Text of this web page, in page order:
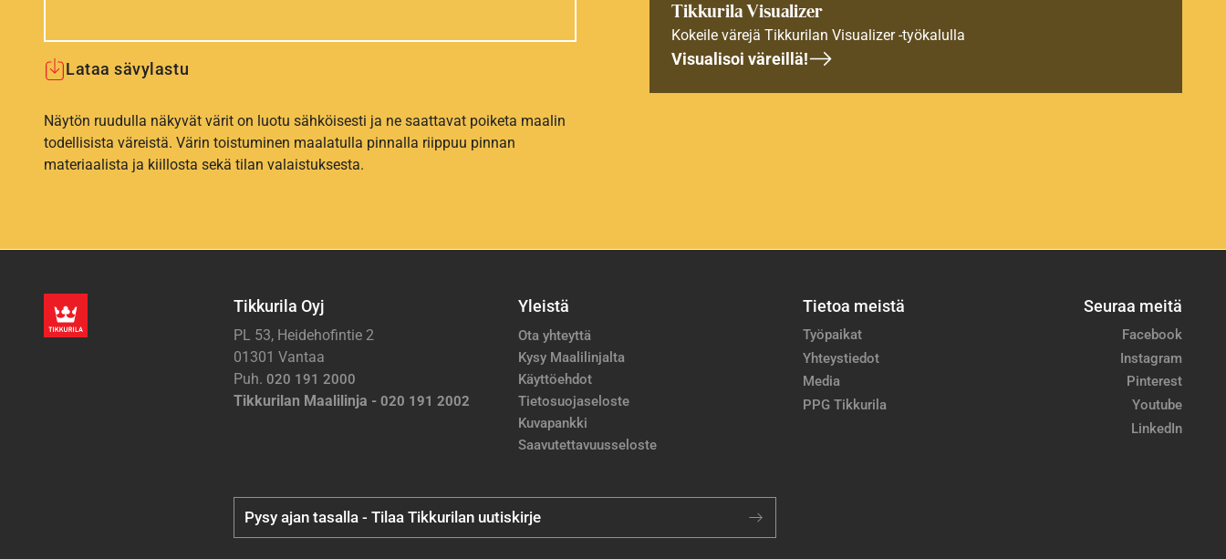
Lataa sävylastu
Näytön ruudulla näkyvät värit on luotu sähköisesti ja ne saattavat poiketa maalin
todellisista väreistä. Värin toistuminen maalatulla pinnalla riippuu pinnan
materiaalista ja kiillosta sekä tilan valaistuksesta.
Tikkurila Visualizer
Kokeile värejä Tikkurilan Visualizer -työkalulla
Visualisoi väreillä!
Tikkurila Oyj
PL 53, Heidehofintie 2
01301 Vantaa
Puh. 020 191 2000
Tikkurilan Maalilinja - 020 191 2002
Yleistä
Ota yhteyttä
Kysy Maalilinjalta
Käyttöehdot
Tietosuojaseloste
Kuvapankki
Saavutettavuusseloste
Tietoa meistä
Työpaikat
Yhteystiedot
Media
PPG Tikkurila
Seuraa meitä
Facebook
Instagram
Pinterest
Youtube
LinkedIn
Pysy ajan tasalla - Tilaa Tikkurilan uutiskirje